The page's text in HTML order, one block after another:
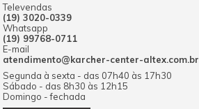
Televendas
(19) 3020-0339
Whatsapp
(19) 99768-0711
E-mail
atendimento@karcher-center-altex.com.br
Segunda à sexta - das 07h40 às 17h30
Sábado - das 8h30 às 12h15
Domingo - fechada